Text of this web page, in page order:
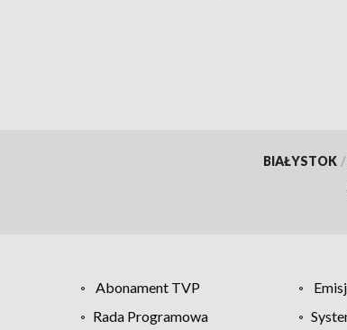
BIAŁYSTOK /
Abonament TVP
Rada Programowa